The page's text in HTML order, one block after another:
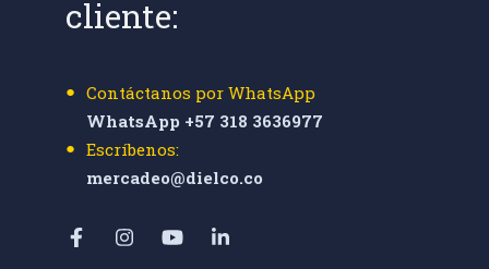
cliente:
Contáctanos por WhatsApp
WhatsApp +57 318 3636977
Escríbenos:
mercadeo@dielco.co